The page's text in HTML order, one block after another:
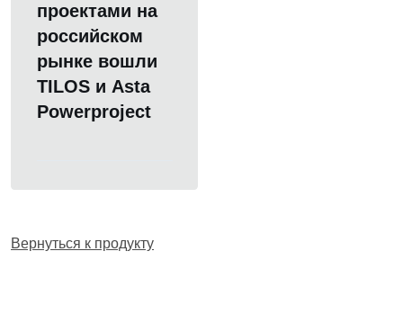
проектами на
российском
рынке вошли
TILOS и Asta
Powerproject
Вернуться к продукту